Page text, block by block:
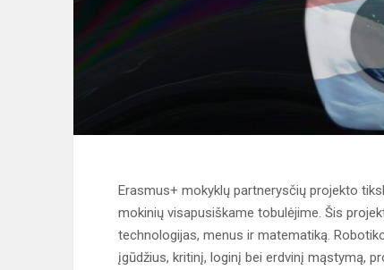
Erasmus+ mokyklų partnerysčių projekto
mokinių visapusiškame tobulėjime. Šis
technologijas, menus ir matematiką.
įgūdžius, kritinį, loginį bei erdvinį mąstymą,